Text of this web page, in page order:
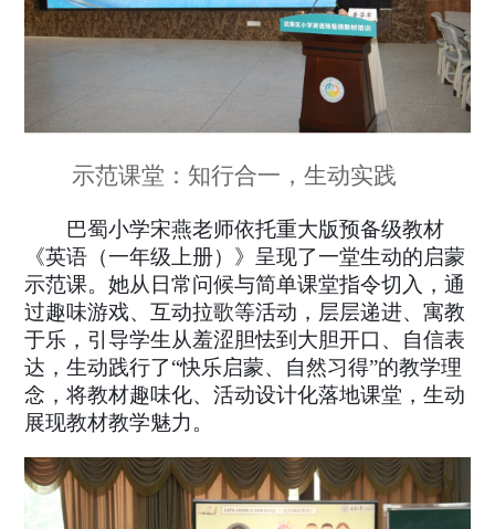
示范课堂：知行合一，生动实践
巴蜀小学宋燕老师依托重大版预备级教材
《英语（一年级上册）》呈现了一堂生动的启蒙
示范课。她从日常问候与简单课堂指令切入，通
过趣味游戏、互动拉歌等活动，层层递进、寓教
于乐，引导学生从羞涩胆怯到大胆开口、自信表
达，生动践行了“快乐启蒙、自然习得”的教学理
念，将教材趣味化、活动设计化落地课堂，生动
展现教材教学魅力。